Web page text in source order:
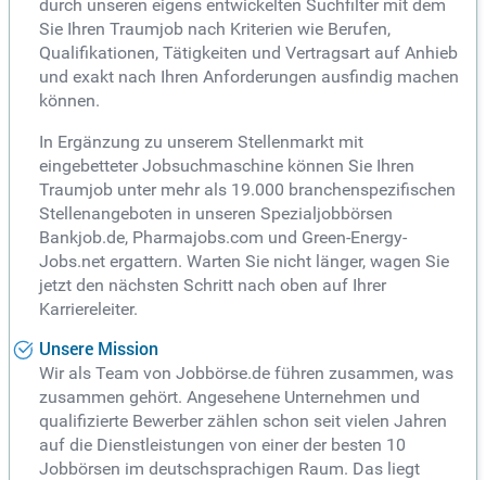
durch unseren eigens entwickelten Suchfilter mit dem
Sie Ihren Traumjob nach Kriterien wie Berufen,
Qualifikationen, Tätigkeiten und Vertragsart auf Anhieb
und exakt nach Ihren Anforderungen ausfindig machen
können.
In Ergänzung zu unserem Stellenmarkt mit
eingebetteter Jobsuchmaschine können Sie Ihren
Traumjob unter mehr als 19.000 branchenspezifischen
Stellenangeboten in unseren Spezialjobbörsen
Bankjob.de, Pharmajobs.com und Green-Energy-
Jobs.net ergattern. Warten Sie nicht länger, wagen Sie
jetzt den nächsten Schritt nach oben auf Ihrer
Karriereleiter.
Unsere Mission
Wir als Team von Jobbörse.de führen zusammen, was
zusammen gehört. Angesehene Unternehmen und
qualifizierte Bewerber zählen schon seit vielen Jahren
auf die Dienstleistungen von einer der besten 10
Jobbörsen im deutschsprachigen Raum. Das liegt